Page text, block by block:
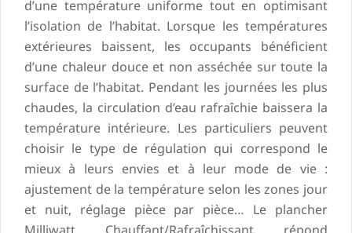
d’une température uniforme tout en optimisant
l’isolation de l’habitat. Lorsque les températures
extérieures baissent, les occupants bénéficient
d’une chaleur douce et non asséchée sur toute la
surface de l’habitat. Pendant les journées les plus
chaudes, la circulation d’eau rafraîchie baissera la
température intérieure. Les particuliers peuvent
choisir le type de régulation qui correspond le
mieux à leurs envies et à leur mode de vie :
ajustement de la température selon les zones jour
et nuit, réglage pièce par pièce… Le plancher